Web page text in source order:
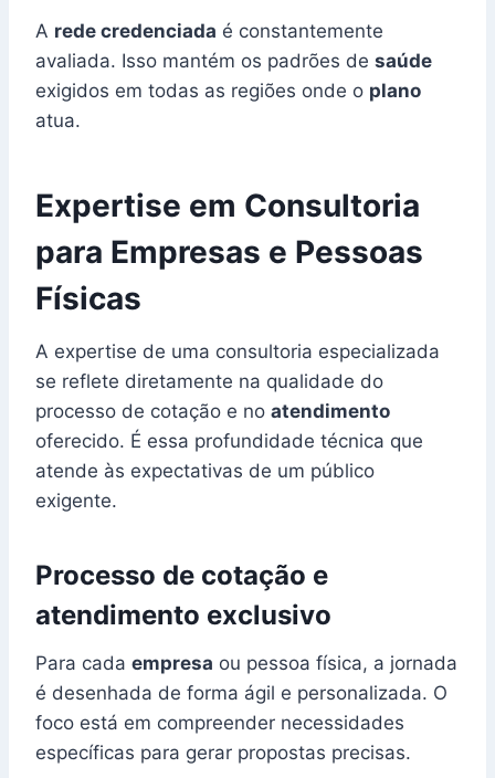
A rede credenciada é constantemente
avaliada. Isso mantém os padrões de saúde
exigidos em todas as regiões onde o plano
atua.
Expertise em Consultoria
para Empresas e Pessoas
Físicas
A expertise de uma consultoria especializada
se reflete diretamente na qualidade do
processo de cotação e no atendimento
oferecido. É essa profundidade técnica que
atende às expectativas de um público
exigente.
Processo de cotação e
atendimento exclusivo
Para cada empresa ou pessoa física, a jornada
é desenhada de forma ágil e personalizada. O
foco está em compreender necessidades
específicas para gerar propostas precisas.